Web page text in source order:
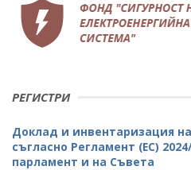
РЕГИСТРИ
Доклад и инвентаризация
съгласно Регламент (ЕС)
парламент и на Съвета